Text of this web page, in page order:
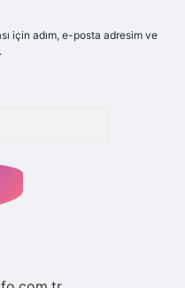
için adım, e-posta adresim ve